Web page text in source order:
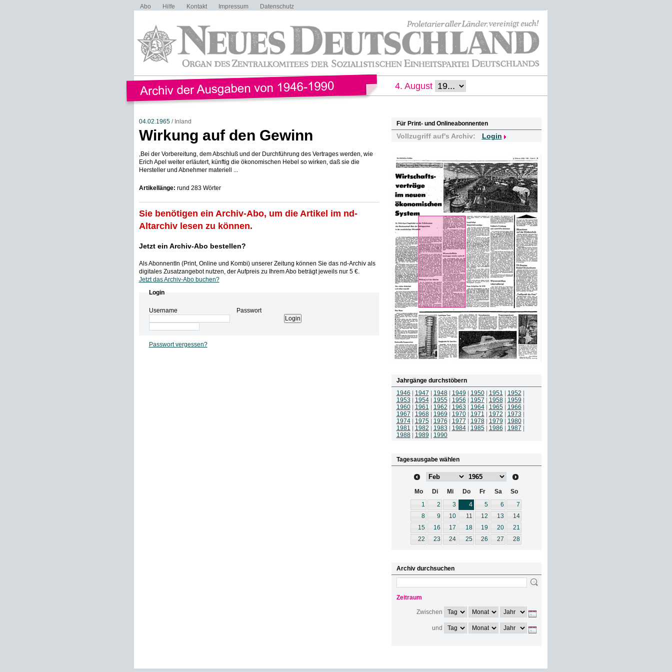
Abo Hilfe Kontakt Impressum Datenschutz
4. August
04.02.1965/ Inland
Wirkung auf den Gewinn
,Bei der Vorbereitung, dem Abschluß und der Durchführung des Vertrages werden, wie
Erich Apel weiter erläutert, künftig die ökonomischen Hebel so wirken, daß sie die
Hersteller und Abnehmer materiell ...
Artikellänge: rund 283 Wörter
Sie benötigen ein Archiv-Abo, um die Artikel im nd-
Altarchiv lesen zu können.
Jetzt ein Archiv-Abo bestellen?
Als AbonnentIn (Print, Online und Kombi) unserer Zeitung können Sie das nd-Archiv als
digitales Zusatzangebot nutzen, der Aufpreis zu Ihrem Abo beträgt jeweils nur 5 €.
Jetzt das Archiv-Abo buchen?
Login
Username Passwort
Passwort vergessen?
Für Print- und Onlineabonnenten
Vollzugriff auf's Archiv: Login
Jahrgänge durchstöbern
1946
1947 1948| 1949 1950| 1951 1952
1953
1954| 1955| 1956 1957 1958| 1959
1960| 1961 1962 1963 1964| 1965| 1966
1967
1968| 1969 1970| 1971 1972 1973
1974| 1975| 1976 1977 1978| 1979 1980|
1981
1982 1983 1984| 1985| 1986 1987
1988| 1989 1990
Tagesausgabe wählen
Mo Di Mi Do Fr Sa
So
1
2 3 4 5 6
7
8
9 10 11 12 13
14
15
16 17 18 19 20
21
22
23 24 25 26 27 28
Archiv durchsuchen
Zeitraum
Zwischen
und